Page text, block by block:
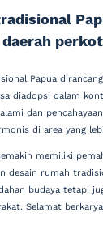
Papua
diadopsi dalam
dan
di area yang
memiliki
desain rumah
budaya tetapi
Selamat